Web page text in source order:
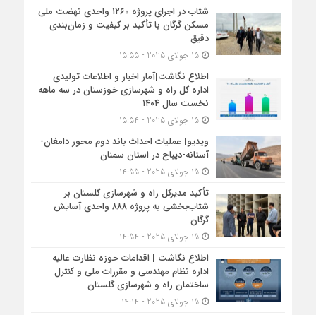
شتاب در اجرای پروژه ۱۲۶۰ واحدی نهضت ملی
مسکن گرگان با تأکید بر کیفیت و زمان‌بندی
دقیق
15 جولای 2025 - 15:55
اطلاع نگاشت|آمار اخبار و اطلاعات تولیدی
اداره کل راه و شهرسازی خوزستان در سه ماهه
نخست سال ۱۴۰۴
15 جولای 2025 - 15:54
ویدیو| عملیات احداث باند دوم محور دامغان-
آستانه-دیباج در استان سمنان
15 جولای 2025 - 14:55
تأکید مدیرکل راه و شهرسازی گلستان بر
شتاب‌بخشی به پروژه ۸۸۸ واحدی آسایش
گرگان
15 جولای 2025 - 14:54
اطلاع نگاشت | اقدامات حوزه نظارت عالیه
اداره نظام مهندسی و مقررات ملی و کنترل
ساختمان راه و شهرسازی گلستان
15 جولای 2025 - 14:14